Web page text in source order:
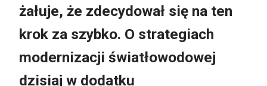
żałuje, że zdecydował się na ten
krok za szybko. O strategiach
modernizacji światłowodowej
dzisiaj w dodatku